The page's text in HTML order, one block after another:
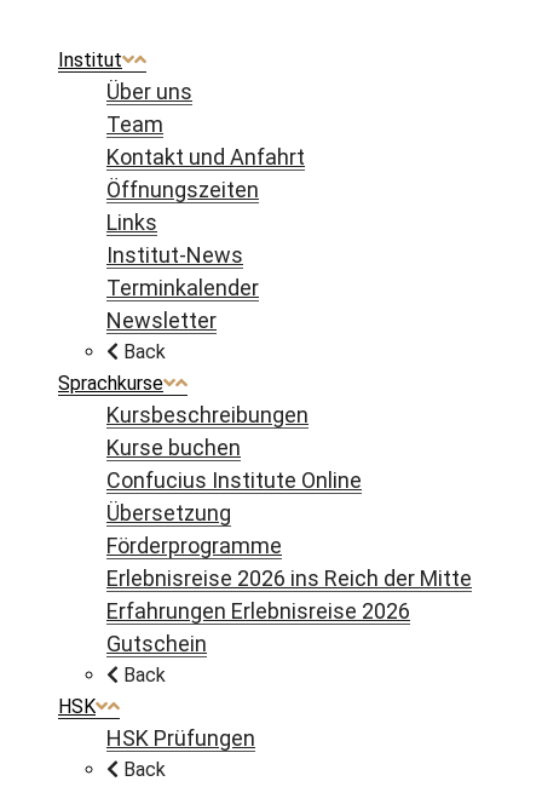
Institut
Über uns
Team
Kontakt und Anfahrt
Öffnungszeiten
Links
Institut-News
Terminkalender
Newsletter
Back
Sprachkurse
Kursbeschreibungen
Kurse buchen
Confucius Institute Online
Übersetzung
Förderprogramme
Erlebnisreise 2026 ins Reich der Mitte
Erfahrungen Erlebnisreise 2026
Gutschein
Back
HSK
HSK Prüfungen
Back